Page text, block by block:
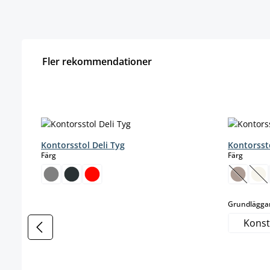
Fler rekommendationer
Kontorsstol Deli Tyg
Färgselect Färgselect
(Det